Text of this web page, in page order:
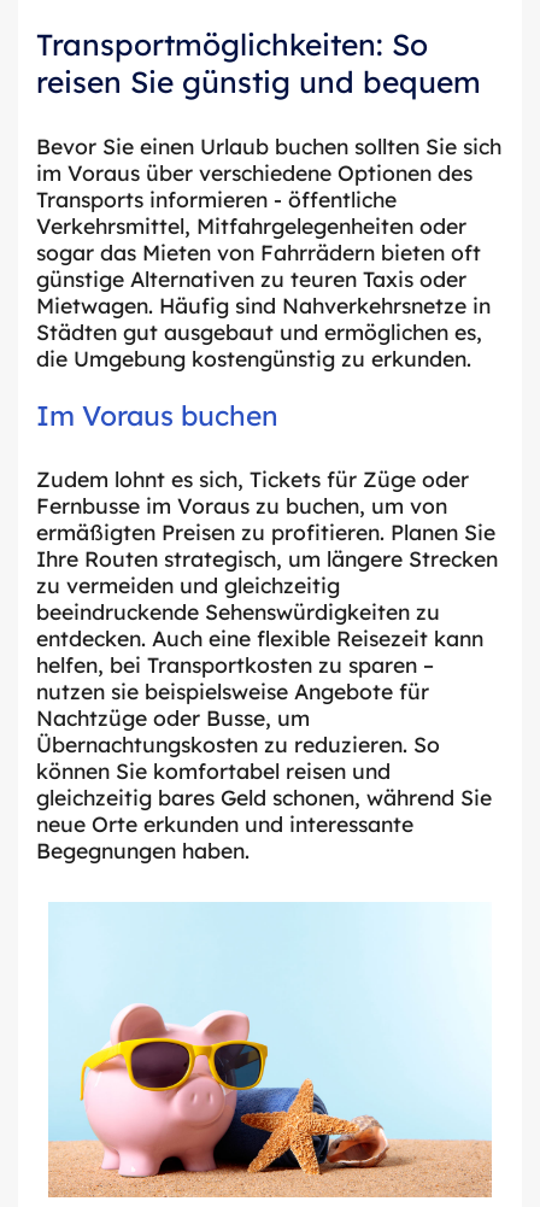
Transportmöglichkeiten: So
reisen Sie günstig und bequem
Bevor Sie einen Urlaub buchen sollten Sie sich
im Voraus über verschiedene Optionen des
Transports informieren - öffentliche
Verkehrsmittel, Mitfahrgelegenheiten oder
sogar das Mieten von Fahrrädern bieten oft
günstige Alternativen zu teuren Taxis oder
Mietwagen. Häufig sind Nahverkehrsnetze in
Städten gut ausgebaut und ermöglichen es,
die Umgebung kostengünstig zu erkunden.
Im Voraus buchen
Zudem lohnt es sich, Tickets für Züge oder
Fernbusse im Voraus zu buchen, um von
ermäßigten Preisen zu profitieren. Planen Sie
Ihre Routen strategisch, um längere Strecken
zu vermeiden und gleichzeitig
beeindruckende Sehenswürdigkeiten zu
entdecken. Auch eine flexible Reisezeit kann
helfen, bei Transportkosten zu sparen –
nutzen sie beispielsweise Angebote für
Nachtzüge oder Busse, um
Übernachtungskosten zu reduzieren. So
können Sie komfortabel reisen und
gleichzeitig bares Geld schonen, während Sie
neue Orte erkunden und interessante
Begegnungen haben.